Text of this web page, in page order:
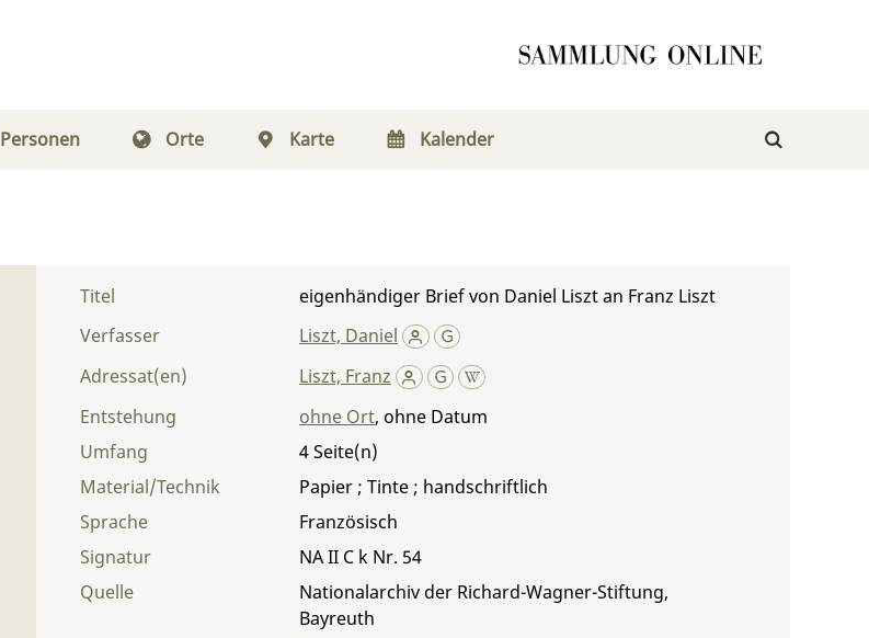
Personen Orte Karte Kalender
Titel
eigenhändiger Brief von Daniel Liszt an Franz Liszt
Verfasser
Liszt, Daniel
Adressat(en)
Liszt, Franz
Entstehung
ohne Ort, ohne Datum
Umfang
4
Material/Technik
Papier ; Tinte ; handschriftlich
Sprache
Französisch
Signatur
NA II C k Nr. 54
Quelle
Nationalarchiv der Richard-Wagner-Stiftung,
Bayreuth